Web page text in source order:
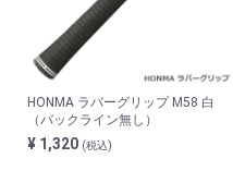
HONMA ラバーグリップ M58 白
（バックライン無し）
¥ 1,320 (税込)